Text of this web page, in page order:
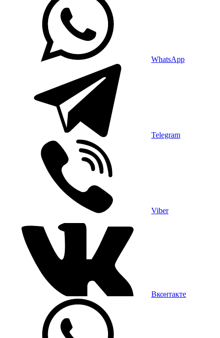
WhatsApp
Telegram
Viber
Вконтакте